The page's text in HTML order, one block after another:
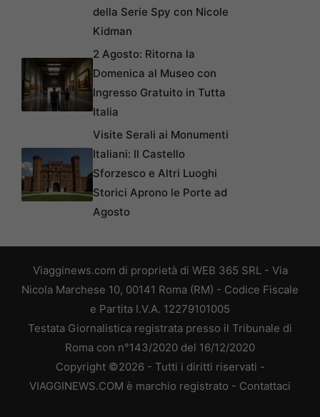
della Serie Spy con Nicole
Kidman
2 Agosto: Ritorna la
Domenica al Museo con
Ingresso Gratuito in Tutta
Italia
Visite Serali ai Monumenti
Italiani: Il Castello
Sforzesco e Altri Luoghi
Storici Aprono le Porte ad
Agosto
Viagginews.com di proprietà di WEB 365 SRL - Via
Nicola Marchese 10, 00141 Roma (RM) - Codice Fiscale
e Partita I.V.A. 12279101005
Testata Giornalistica registrata presso il Tribunale di
Roma con n°143/2020 del 16/12/2020
Copyright ©2026 - Tutti i diritti riservati -
VIAGGINEWS.COM è marchio registrato - Contattaci